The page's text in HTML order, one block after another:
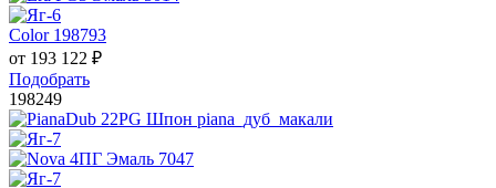
Color 198793
от 193 122 ₽
Подобрать
198249